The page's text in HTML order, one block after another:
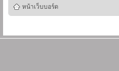
หน้าเว็บบอร์ด